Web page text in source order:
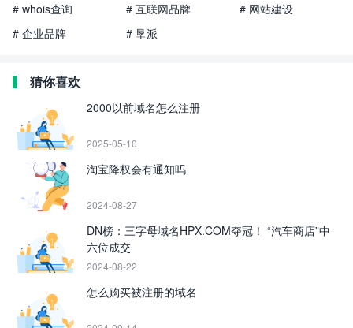
# whois查询
# 互联网品牌
# 网站建设
# 企业品牌
# 垦派
猜你喜欢
2000以前域名怎么注册
2025-05-10
淘宝降权会有通知吗
2024-08-27
DN榜：三字母域名HPX.COM夺冠！ “汽车商店”中
六位成交
2024-08-22
怎么购买被注册的域名